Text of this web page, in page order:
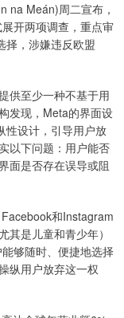
Meán)周二宣布，
开两项调查，重点审
择，涉嫌违反欧盟
至少一种不基于用
发现，Meta的界面设
设计，引导用户放
以下问题：用户能否
面是否存在误导或阻
和Instagram
是儿童和青少年）
够随时、便捷地选择
纵用户放弃这一权